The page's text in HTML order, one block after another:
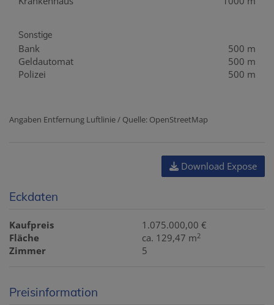
Sonstige
Bank
500 m
Geldautomat
500 m
Polizei
500 m
Angaben Entfernung Luftlinie / Quelle: OpenStreetMap
Download Expose
Eckdaten
Kaufpreis
1.075.000,00 €
Fläche
ca. 129,47 m2
Zimmer 5
Preisinformation